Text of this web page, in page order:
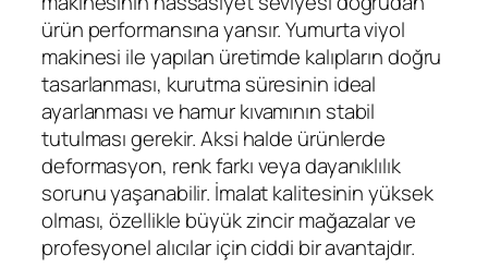
ürün performansına yansır. Yumurta viyol
makinesi ile yapılan üretimde kalıpların doğru
tasarlanması, kurutma süresinin ideal
ayarlanması ve hamur kıvamının stabil
tutulması gerekir. Aksi halde ürünlerde
deformasyon, renk farkı veya dayanıklılık
sorunu yaşanabilir. İmalat kalitesinin yüksek
olması, özellikle büyük zincir mağazalar ve
profesyonel alıcılar için ciddi bir avantajdır.